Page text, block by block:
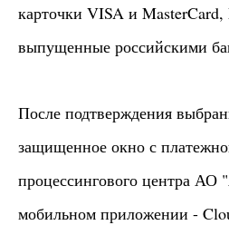
карточки VISA и
выпущенные российскими
После подтверждения
защищенное окно с
процессингового центра АО
мобильном приложении -